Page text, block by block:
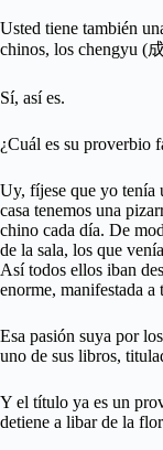
Usted tiene también
chinos, los chengyu (
Sí, así es.
¿Cuál es su proverbio
Uy, fíjese que yo tenía
casa tenemos una
chino cada día. De
de la sala, los que
Así todos ellos iban
enorme, manifestada a
Esa pasión suya por
uno de sus libros,
Y el título ya es un
detiene a libar de la